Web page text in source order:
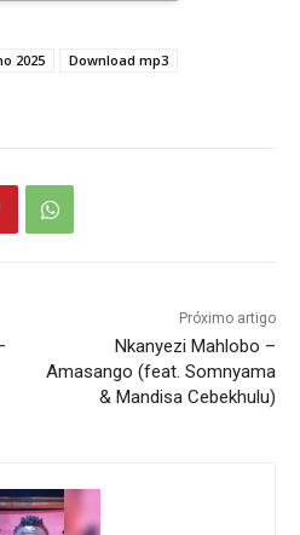
2025
Download mp3
Próximo artigo
Nkanyezi Mahlobo –
Amasango (feat. Somnyama
& Mandisa Cebekhulu)